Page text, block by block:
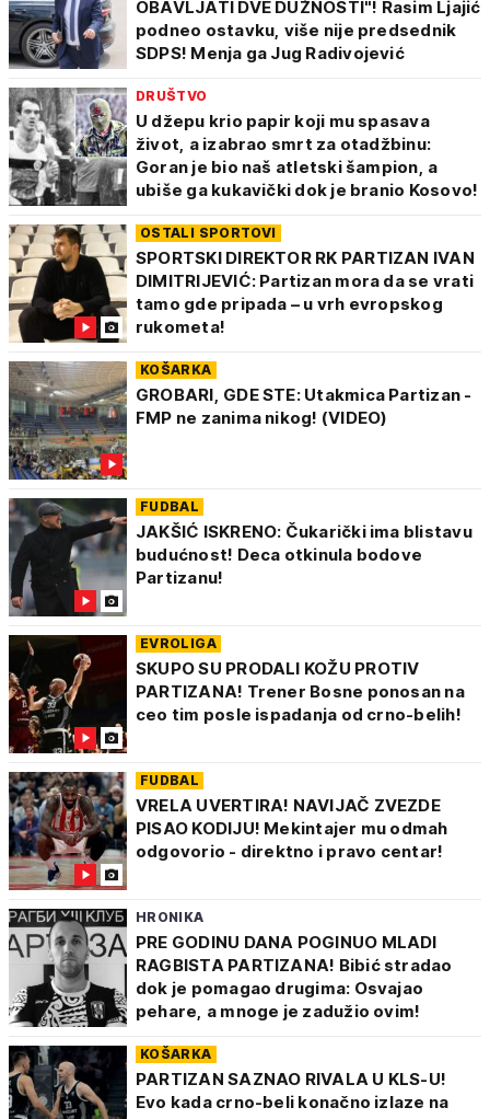
osvojenim Evroliginim trofejom, brojnim domaćim i
regionalnim titulama, te pod vođstvom slavnih
i neiscrpnu podršku navijača.
Tag Partizan okuplja svenajnovije vesti,
rezultate, intervjue i zanimljivostivezane za
sportskog društva.
OBAVLJATI DVE DUŽNOSTI"! Rasim Ljajić
podneo ostavku, više nije predsednik
SDPS! Menja ga Jug Radivojević
DRUŠTVO
U džepu krio papir koji mu spasava
život, a izabrao smrt za otadžbinu:
Goran je bio naš atletski šampion, a
ubiše ga kukavički dok je branio Kosovo!
OSTALI SPORTOVI
SPORTSKI DIREKTOR RK PARTIZAN IVAN
DIMITRIJEVIĆ: Partizan mora da se vrati
tamo gde pripada – u vrh evropskog
rukometa!
KOŠARKA
GROBARI, GDE STE: Utakmica Partizan -
FMP ne zanima nikog! (VIDEO)
FUDBAL
JAKŠIĆ ISKRENO: Čukarički ima blistavu
budućnost! Deca otkinula bodove
Partizanu!
EVROLIGA
SKUPO SU PRODALI KOŽU PROTIV
PARTIZANA! Trener Bosne ponosan na
ceo tim posle ispadanja od crno-belih!
FUDBAL
VRELA UVERTIRA! NAVIJAČ ZVEZDE
PISAO KODIJU! Mekintajer mu odmah
odgovorio - direktno i pravo centar!
HRONIKA
PRE GODINU DANA POGINUO MLADI
RAGBISTA PARTIZANA! Bibić stradao
dok je pomagao drugima: Osvajao
pehare, a mnoge je zadužio ovim!
KOŠARKA
PARTIZAN SAZNAO RIVALA U KLS-U!
Evo kada crno-beli konačno izlaze na